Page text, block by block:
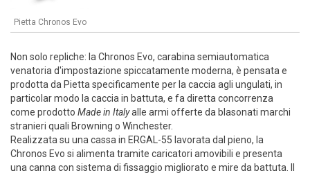
Pietta Chronos Evo
Non solo repliche: la Chronos Evo, carabina semiautomatica
venatoria d'impostazione spiccatamente moderna, è pensata e
prodotta da Pietta specificamente per la caccia agli ungulati, in
particolar modo la caccia in battuta, e fa diretta concorrenza
come prodotto Made in Italyalle armi offerte da blasonati marchi
stranieri quali Browning o Winchester.
Realizzata su una cassa in ERGAL-55 lavorata dal pieno, la
Chronos Evo si alimenta tramite caricatori amovibili e presenta
una canna con sistema di fissaggio migliorato e mire da battuta. Il